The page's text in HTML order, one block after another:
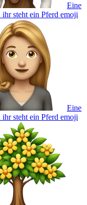
Eine
steht ein Pferd emoji
Eine
steht ein Pferd emoji